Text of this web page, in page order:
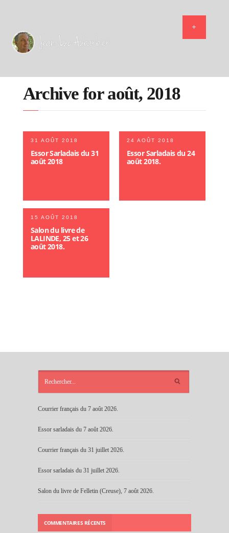
Archive for août, 2018
31 AOÛT 2018
Essor Sarladais du 31
août 2018
24 AOÛT 2018
Essor Sarladais du 24
août 2018.
15 AOÛT 2018
Salon du livre de
LALINDE, 25 et 26
août 2018.
Courrier français du 7 août 2026.
Essor sarladais du 7 août 2026.
Courrier français du 31 juillet 2026.
Essor sarladais du 31 juillet 2026.
Salon du livre de Felletin (Creuse), 7 août 2026.
COMMENTAIRES RÉCENTS